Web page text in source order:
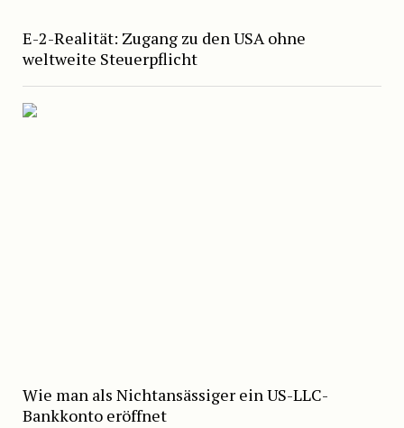
E-2-Realität: Zugang zu den USA ohne
weltweite Steuerpflicht
Wie man als Nichtansässiger ein US-LLC-
Bankkonto eröffnet